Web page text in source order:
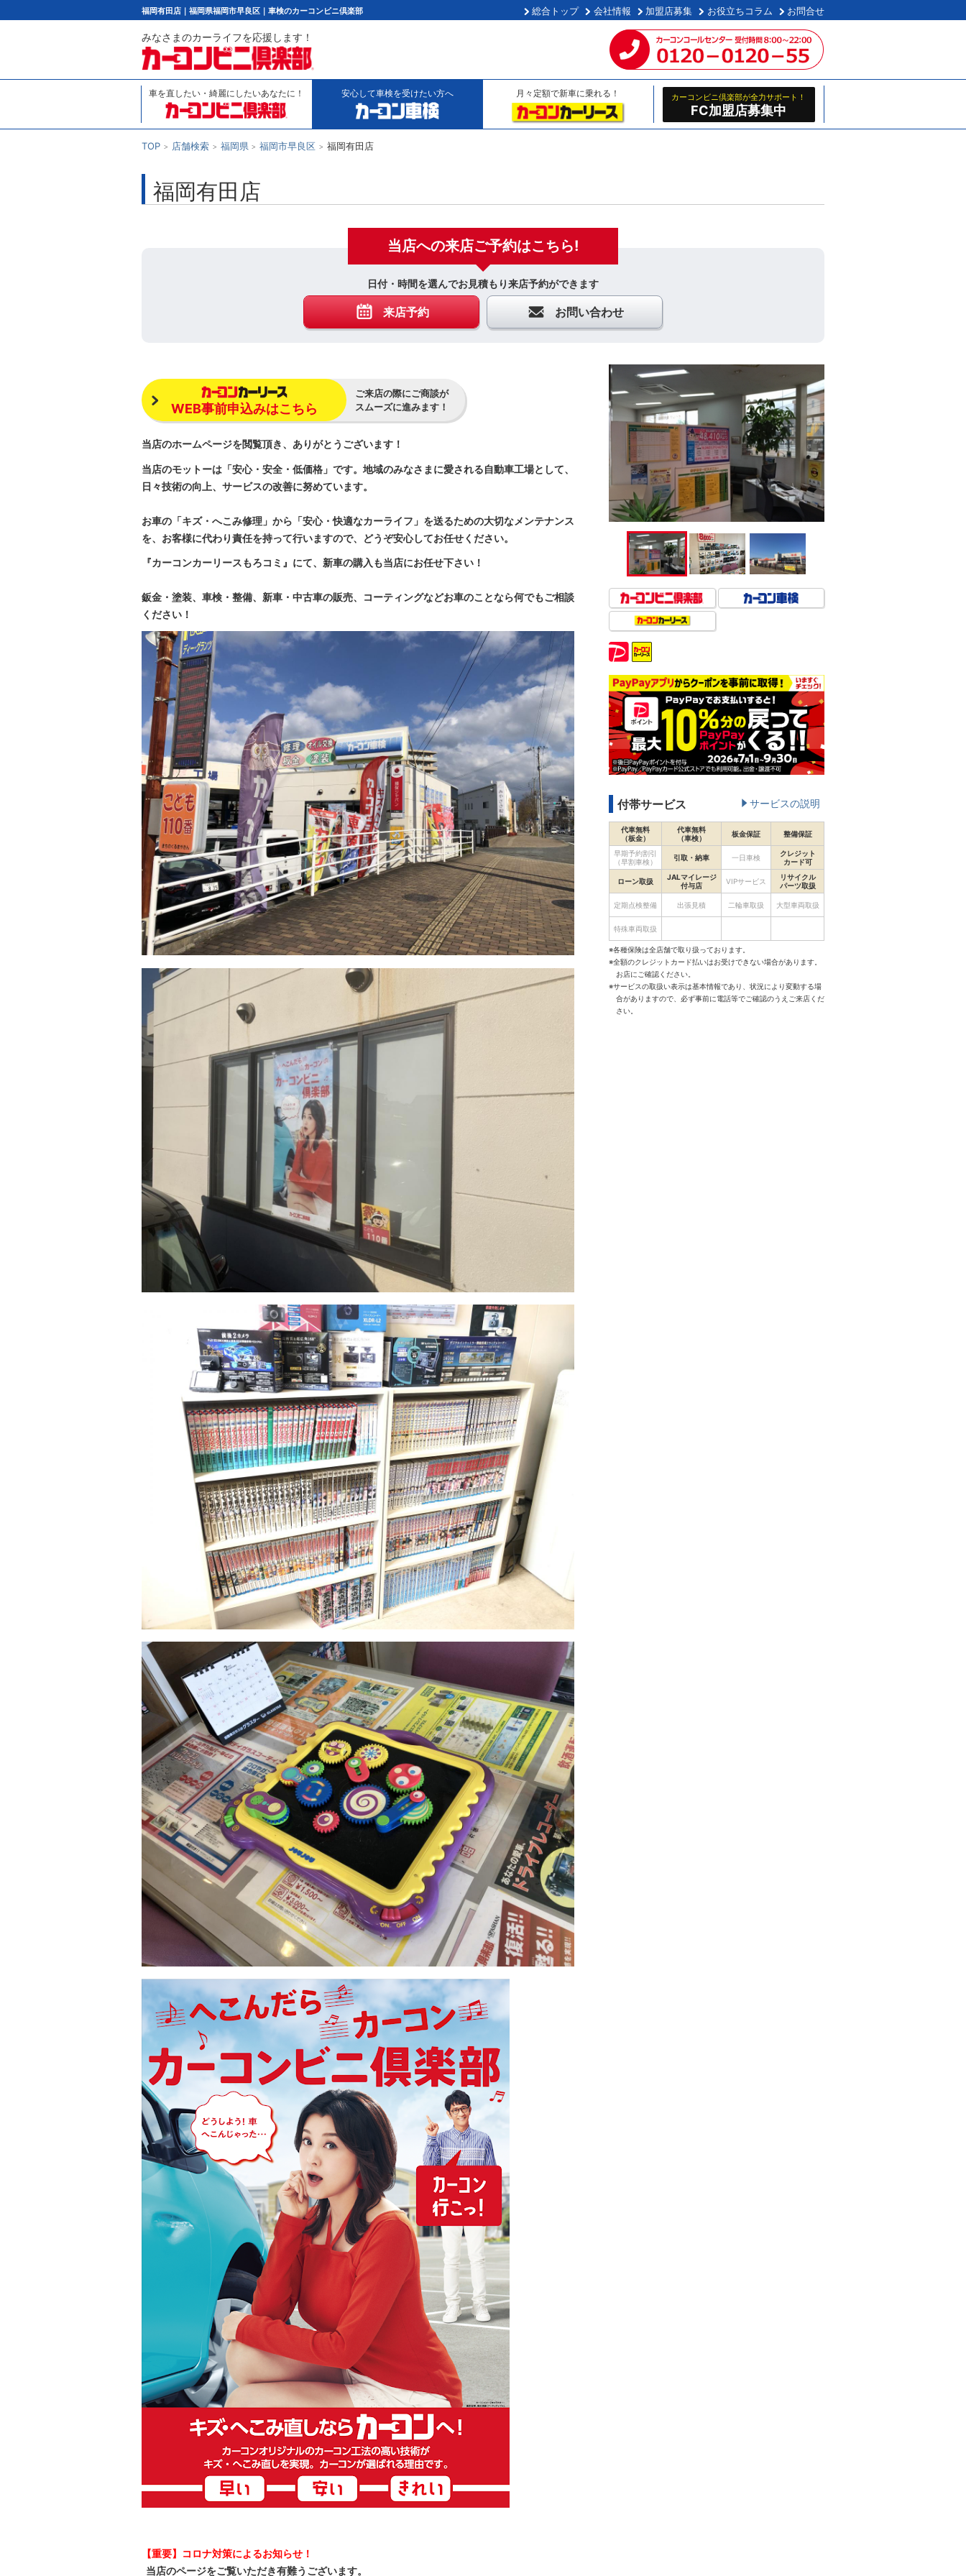
福岡有田店｜福岡県福岡市早良区｜車検のカーコンビニ倶楽部 総合トップ 会社情報 加盟店募集 お役立ちコラム お問合せ
みなさまのカーライフを応援します！
車を直したい・綺麗にしたいあなたに！ 安心して車検を受けたい方へ 月々定額で新車に乗れる！ カーコンビニ倶楽部が全力サポート！
FC加盟店募集中
TOP 店舗検索 福岡県 福岡市早良区 福岡有田店
福岡有田店
当店への来店ご予約はこちら!
日付・時間を選んでお見積もり来店予約ができます
来店予約 お問い合わせ
WEB事前申込みはこちら
ご来店の際にご商談が
スムーズに進みます！
当店のホームページを閲覧頂き、ありがとうございます！
当店のモットーは「安心・安全・低価格」です。地域のみなさまに愛される自動車工場として、
日々技術の向上、サービスの改善に努めています。
お車の「キズ・へこみ修理」から「安心・快適なカーライフ」を送るための大切なメンテナンス
を、お客様に代わり責任を持って行いますので、どうぞ安心してお任せください。
『カーコンカーリースもろコミ』にて、新車の購入も当店にお任せ下さい！
鈑金・塗装、車検・整備、新車・中古車の販売、コーティングなどお車のことなら何でもご相談
ください！
【重要】コロナ対策によるお知らせ！
当店のページをご覧いただき有難うございます。
付帯サービス サービスの説明
代車無料
（板金）
代車無料
（車検）
板金保証 整備保証
早期予約割引
（早割車検）
引取・納車 一日車検
クレジット
カード可
ローン取扱
JALマイレージ
付与店
VIPサービス
リサイクル
パーツ取扱
定期点検整備 出張見積 二輪車取扱 大型車両取扱
特殊車両取扱
※各種保険は全店舗で取り扱っております。
※全額のクレジットカード払いはお受けできない場合があります。
お店にご確認ください。
※サービスの取扱い表示は基本情報であり、状況により変動する場
合がありますので、必ず事前に電話等でご確認のうえご来店くだ
さい。